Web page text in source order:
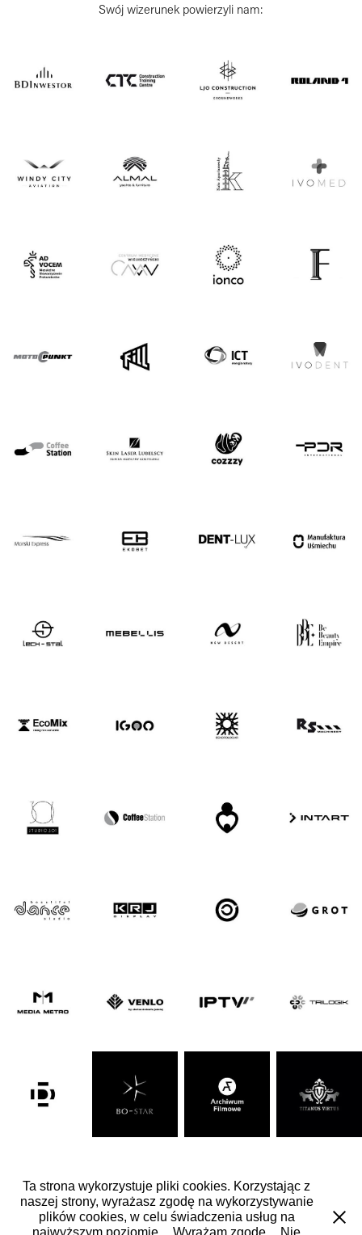
Swój wizerunek powierzyli nam:
+48 601 683 599 · info@laboratoriumdesign.pl
Ta strona wykorzystuje pliki cookies. Korzystając z
naszej strony, wyrażasz zgodę na wykorzystywanie
plików cookies, w celu świadczenia usług na
najwyższym poziomie.
Wyrażam zgodę. Nie